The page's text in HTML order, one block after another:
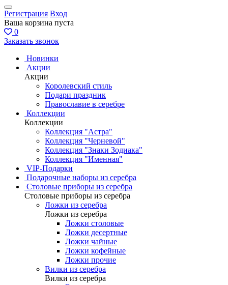
Регистрация Вход
Ваша корзина пуста
0
Заказать звонок
Новинки
Акции
Акции
Королевский стиль
Подари праздник
Православие в серебре
Коллекции
Коллекции
Коллекция "Астра"
Коллекция "Черневой"
Коллекция "Знаки Зодиака"
Коллекция "Именная"
VIP-Подарки
Подарочные наборы из серебра
Столовые приборы из серебра
Столовые приборы из серебра
Ложки из серебра
Ложки из серебра
Ложки столовые
Ложки десертные
Ложки чайные
Ложки кофейные
Ложки прочие
Вилки из серебра
Вилки из серебра